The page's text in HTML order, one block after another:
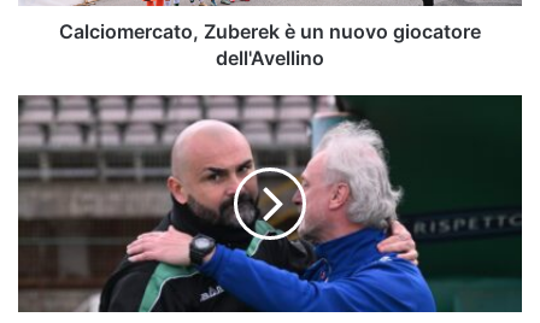
Calciomercato, Zuberek è un nuovo giocatore
dell'Avellino
Acquisti,
cessioni,
rosa
attuale.
dell’Avellino